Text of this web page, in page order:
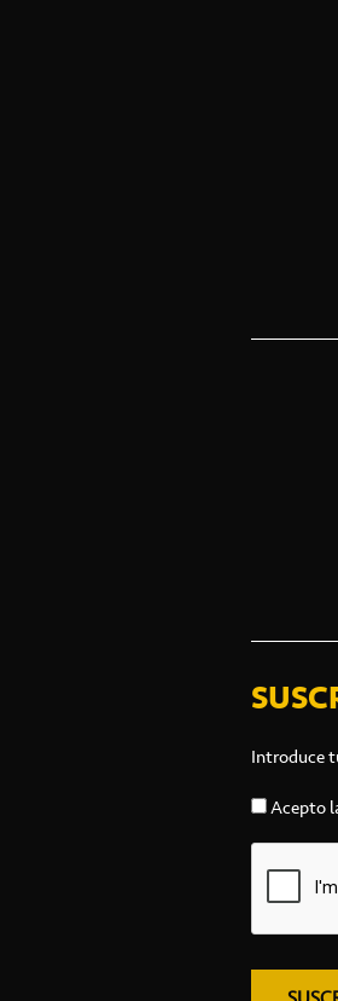
Introduce
Acepto